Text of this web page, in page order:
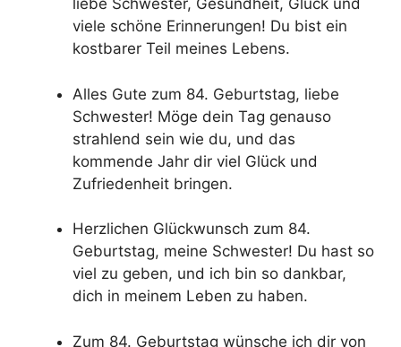
liebe Schwester, Gesundheit, Glück und
viele schöne Erinnerungen! Du bist ein
kostbarer Teil meines Lebens.
Alles Gute zum 84. Geburtstag, liebe
Schwester! Möge dein Tag genauso
strahlend sein wie du, und das
kommende Jahr dir viel Glück und
Zufriedenheit bringen.
Herzlichen Glückwunsch zum 84.
Geburtstag, meine Schwester! Du hast so
viel zu geben, und ich bin so dankbar,
dich in meinem Leben zu haben.
Zum 84. Geburtstag wünsche ich dir von